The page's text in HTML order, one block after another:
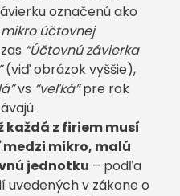
označenú ako
účtovnej
“Účtovnú závierka
(viď obrázok vyššie),
vs “veľká”pre rok
každá z firiem musí
mikro, malú
jednotku – podľa
v zákone o